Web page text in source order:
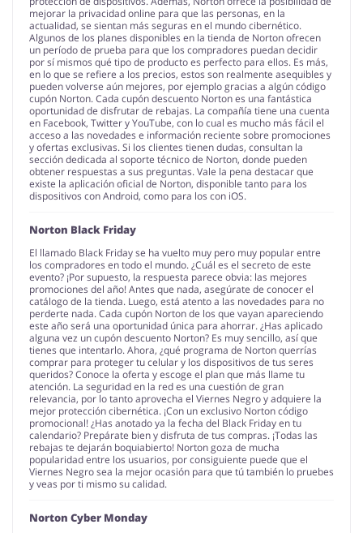
mejorar la privacidad online para que las personas, en la
actualidad, se sientan más seguras en el mundo cibernético.
Algunos de los planes disponibles en la tienda de Norton ofrecen
un período de prueba para que los compradores puedan decidir
por sí mismos qué tipo de producto es perfecto para ellos. Es más,
en lo que se refiere a los precios, estos son realmente asequibles y
pueden volverse aún mejores, por ejemplo gracias a algún código
cupón Norton. Cada cupón descuento Norton es una fantástica
oportunidad de disfrutar de rebajas. La compañía tiene una cuenta
en Facebook, Twitter y YouTube, con lo cual es mucho más fácil el
acceso a las novedades e información reciente sobre promociones
y ofertas exclusivas. Si los clientes tienen dudas, consultan la
sección dedicada al soporte técnico de Norton, donde pueden
obtener respuestas a sus preguntas. Vale la pena destacar que
existe la aplicación oficial de Norton, disponible tanto para los
dispositivos con Android, como para los con iOS.
Norton Black Friday
El llamado Black Friday se ha vuelto muy pero muy popular entre
los compradores en todo el mundo. ¿Cuál es el secreto de este
evento? ¡Por supuesto, la respuesta parece obvia: las mejores
promociones del año! Antes que nada, asegúrate de conocer el
catálogo de la tienda. Luego, está atento a las novedades para no
perderte nada. Cada cupón Norton de los que vayan apareciendo
este año será una oportunidad única para ahorrar. ¿Has aplicado
alguna vez un cupón descuento Norton? Es muy sencillo, así que
tienes que intentarlo. Ahora, ¿qué programa de Norton querrías
comprar para proteger tu celular y los dispositivos de tus seres
queridos? Conoce la oferta y escoge el plan que más llame tu
atención. La seguridad en la red es una cuestión de gran
relevancia, por lo tanto aprovecha el Viernes Negro y adquiere la
mejor protección cibernética. ¡Con un exclusivo Norton código
promocional! ¿Has anotado ya la fecha del Black Friday en tu
calendario? Prepárate bien y disfruta de tus compras. ¡Todas las
rebajas te dejarán boquiabierto! Norton goza de mucha
popularidad entre los usuarios, por consiguiente puede que el
Viernes Negro sea la mejor ocasión para que tú también lo pruebes
y veas por ti mismo su calidad.
Norton Cyber Monday